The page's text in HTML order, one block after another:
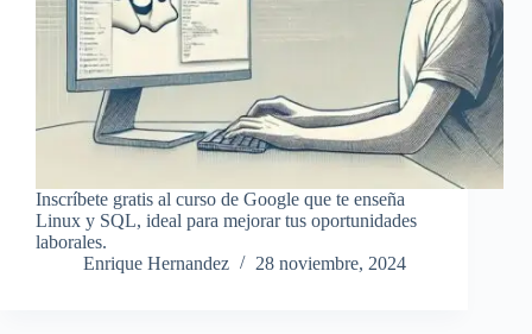
Inscríbete gratis al curso de Google que te enseña
Linux y SQL, ideal para mejorar tus oportunidades
laborales.
Enrique Hernandez
28 noviembre, 2024